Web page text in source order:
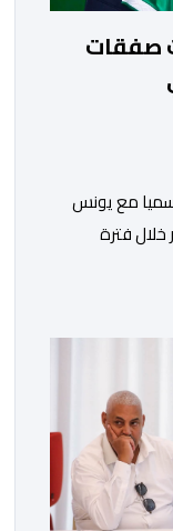
صفقات
مع يونس
فترة
في